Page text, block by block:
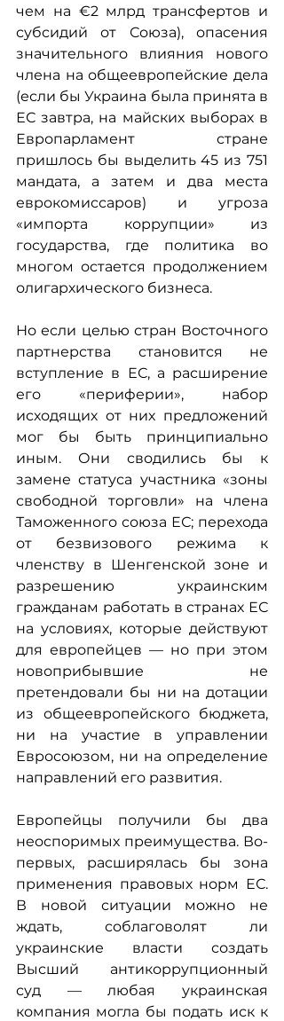
чем на €2 млрд трансфертов и
субсидий от Союза), опасения
значительного влияния нового
члена на общеевропейские дела
(если бы Украина была принята в
ЕС завтра, на майских выборах в
Европарламент стране
пришлось бы выделить 45 из 751
мандата, а затем и два места
еврокомиссаров) и угроза
«импорта коррупции» из
государства, где политика во
многом остается продолжением
олигархического бизнеса.
Но если целью стран Восточного
партнерства становится не
вступление в ЕС, а расширение
его «периферии», набор
исходящих от них предложений
мог бы быть принципиально
иным. Они сводились бы к
замене статуса участника «зоны
свободной торговли» на члена
Таможенного союза ЕС; перехода
от безвизового режима к
членству в Шенгенской зоне и
разрешению украинским
гражданам работать в странах ЕС
на условиях, которые действуют
для европейцев — но при этом
новоприбывшие не
претендовали бы ни на дотации
из общеевропейского бюджета,
ни на участие в управлении
Евросоюзом, ни на определение
направлений его развития.
Европейцы получили бы два
неоспоримых преимущества. Во-
первых, расширялась бы зона
применения правовых норм ЕС.
В новой ситуации можно не
ждать, соблаговолят ли
украинские власти создать
Высший антикоррупционный
суд — любая украинская
компания могла бы подать иск к